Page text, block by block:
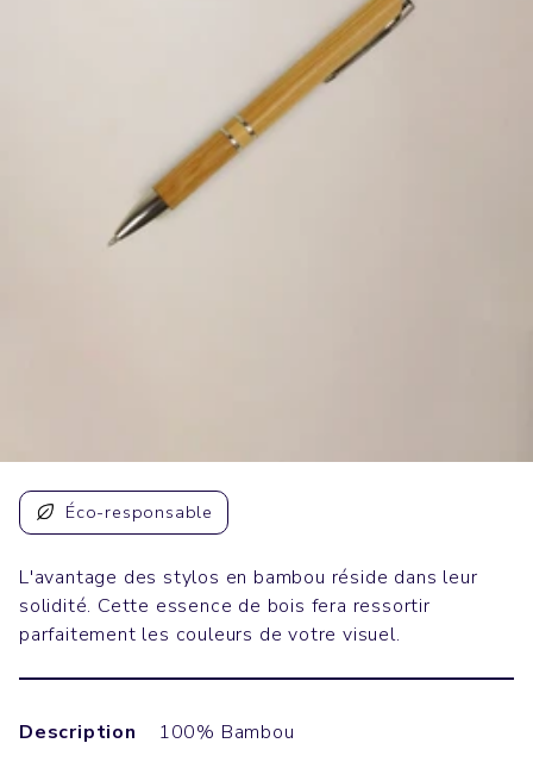
Éco-responsable
L'avantage des stylos en bambou réside dans leur
solidité. Cette essence de bois fera ressortir
parfaitement les couleurs de votre visuel.
Description
100% Bambou